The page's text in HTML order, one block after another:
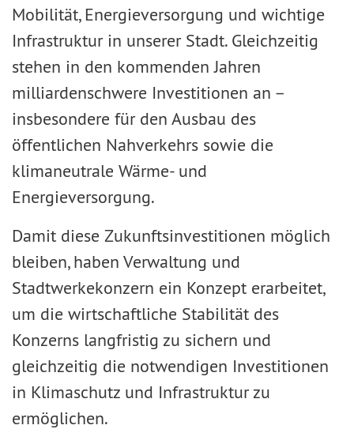
Mobilität, Energieversorgung und wichtige
Infrastruktur in unserer Stadt. Gleichzeitig
stehen in den kommenden Jahren
milliardenschwere Investitionen an –
insbesondere für den Ausbau des
öffentlichen Nahverkehrs sowie die
klimaneutrale Wärme- und
Energieversorgung.
Damit diese Zukunftsinvestitionen möglich
bleiben, haben Verwaltung und
Stadtwerkekonzern ein Konzept erarbeitet,
um die wirtschaftliche Stabilität des
Konzerns langfristig zu sichern und
gleichzeitig die notwendigen Investitionen
in Klimaschutz und Infrastruktur zu
ermöglichen.